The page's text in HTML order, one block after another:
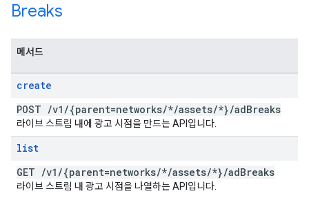
Breaks
메서드
create
POST /v1 /{parent=networks/*/assets/*}/adBreaks
라이브 스트림 내에 광고 시점을 만드는 API입니다.
list
GET /v1 /{parent=networks/*/assets/*}/adBreaks
라이브 스트림 내 광고 시점을 나열하는 API입니다.